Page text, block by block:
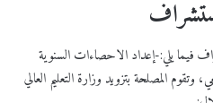
يلي:-إعداد الاحصاءات السنوية
وتقوم المصلحة بتزويد وزارة التعليم العالي